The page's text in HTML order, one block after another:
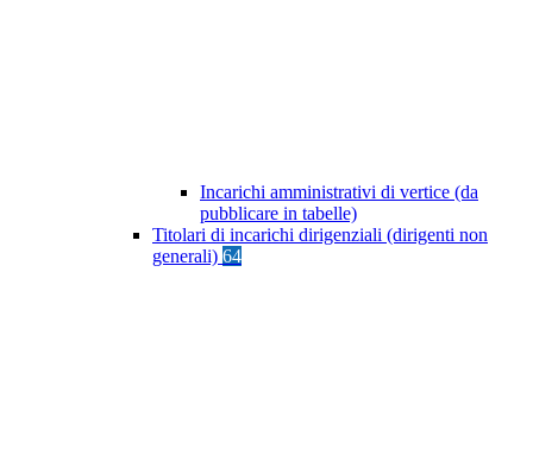
Incarichi amministrativi di vertice (da
pubblicare in tabelle)
Titolari di incarichi dirigenziali (dirigenti non
generali) 64